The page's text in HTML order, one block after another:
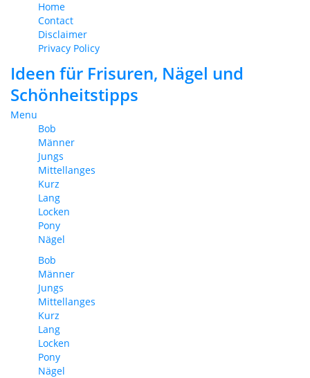
Home
Contact
Disclaimer
Privacy Policy
Ideen für Frisuren, Nägel und
Schönheitstipps
Menu
Bob
Männer
Jungs
Mittellanges
Kurz
Lang
Locken
Pony
Nägel
Bob
Männer
Jungs
Mittellanges
Kurz
Lang
Locken
Pony
Nägel